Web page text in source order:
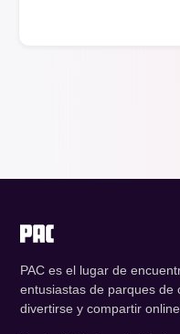
PAC es el lugar de
entusiastas de parques de
divertirse y compartir